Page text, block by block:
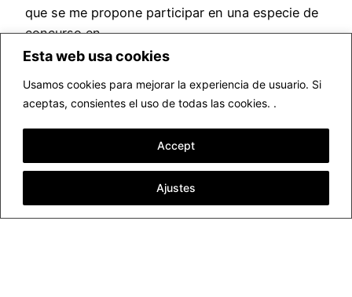
Esta web usa cookies
Usamos cookies para mejorar la experiencia de usuario. Si
aceptas, consientes el uso de todas las cookies. .
Ajustes
Accept
que se me propone participar en una especie de
concurso en…
junio 7, 2018
▷ Fotógrafo profesional Valencia